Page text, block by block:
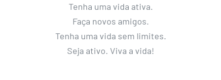
Tenha uma vida ativa.
Faça novos amigos.
Tenha uma vida sem limites.
Seja ativo. Viva a vida!